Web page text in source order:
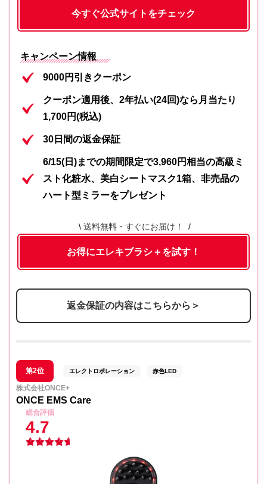
今すぐ公式サイトをチェック
キャンペーン情報
9000円引きクーポン
クーポン適用後、2年払い(24回)なら月当たり
1,700円(税込)
30日間の返金保証
6/15(日)までの期間限定で3,960円相当の高級ミ
スト化粧水、美白シートマスク1箱、非売品の
ハート型ミラーをプレゼント
送料無料・すぐにお届け！
お得にエレキブラシ＋を試す！
返金保証の内容はこちらから＞
第2位 エレクトロポレーション 赤色LED
株式会社ONCE+
ONCE EMS Care
総合評価
4.7